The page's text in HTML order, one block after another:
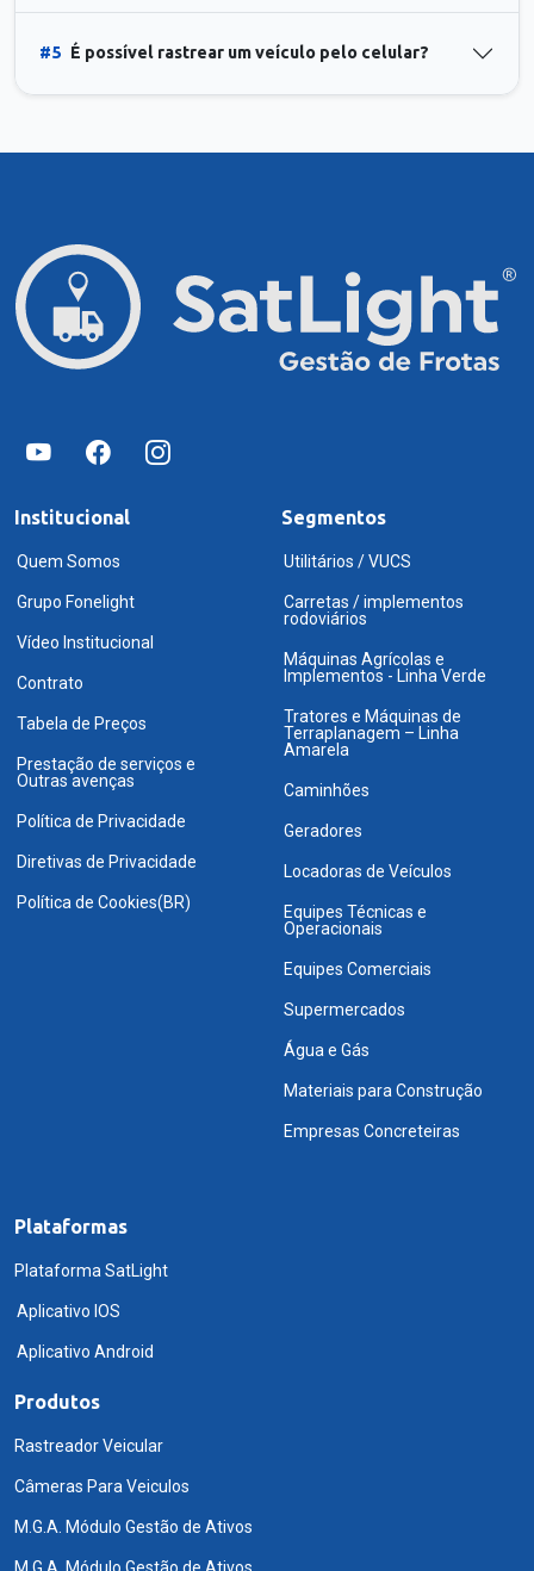
#5 É possível rastrear um veículo pelo celular?
Institucional
Quem Somos
Grupo Fonelight
Vídeo Institucional
Contrato
Tabela de Preços
Prestação de serviços e
Outras avenças
Política de Privacidade
Diretivas de Privacidade
Política de Cookies(BR)
Segmentos
Utilitários / VUCS
Carretas / implementos
rodoviários
Máquinas Agrícolas e
Implementos - Linha Verde
Tratores e Máquinas de
Terraplanagem – Linha
Amarela
Caminhões
Geradores
Locadoras de Veículos
Equipes Técnicas e
Operacionais
Equipes Comerciais
Supermercados
Água e Gás
Materiais para Construção
Empresas Concreteiras
Plataformas
Plataforma SatLight
Aplicativo IOS
Aplicativo Android
Produtos
Rastreador Veicular
Câmeras Para Veiculos
M.G.A. Módulo Gestão de Ativos